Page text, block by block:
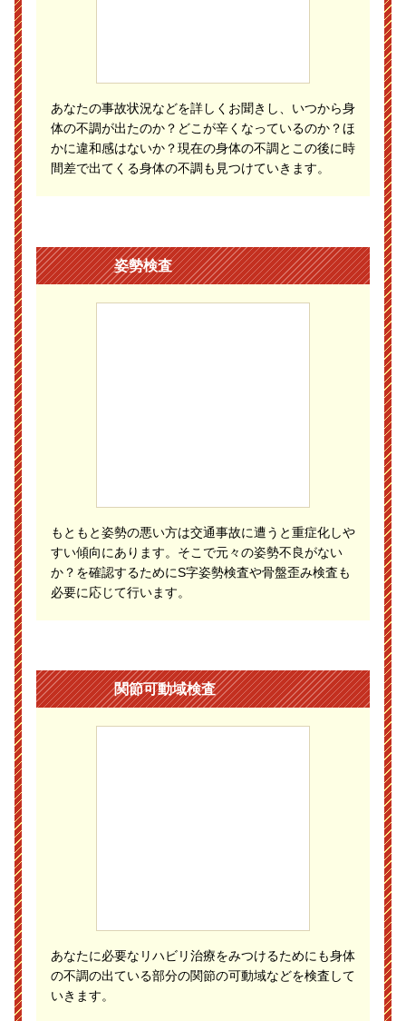
あなたの事故状況などを詳しくお聞きし、いつから身
体の不調が出たのか？どこが辛くなっているのか？ほ
かに違和感はないか？現在の身体の不調とこの後に時
間差で出てくる身体の不調も見つけていきます。
姿勢検査
もともと姿勢の悪い方は交通事故に遭うと重症化しや
すい傾向にあります。そこで元々の姿勢不良がない
か？を確認するためにS字姿勢検査や骨盤歪み検査も
必要に応じて行います。
関節可動域検査
あなたに必要なリハビリ治療をみつけるためにも身体
の不調の出ている部分の関節の可動域などを検査して
いきます。